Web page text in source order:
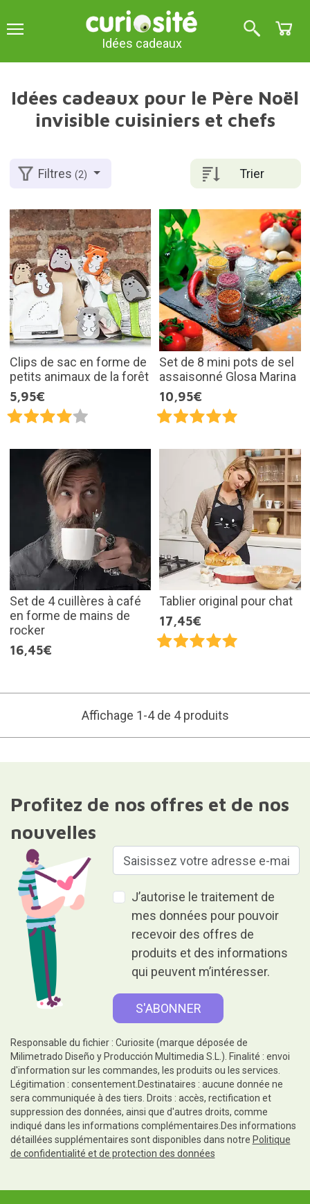
Idées cadeaux
Idées cadeaux pour le Père Noël
invisible cuisiniers et chefs
Trier
Filtres(2)
Clips de sac en forme de
petits animaux de la forêt
5,95€
Set de 8 mini pots de sel
assaisonné Glosa Marina
10,95€
Set de 4 cuillères à café
en forme de mains de
rocker
16,45€
Tablier original pour chat
17,45€
Affichage 1-4 de 4 produits
Profitez de nos offres et de nos
nouvelles
J’autorise le traitement de
mes données pour pouvoir
recevoir des offres de
produits et des informations
qui peuvent m’intéresser.
Responsable du fichier : Curiosite (marque déposée de
Milimetrado Diseño y Producción Multimedia S.L.). Finalité : envoi
d'information sur les commandes, les produits ou les services.
Légitimation : consentement.Destinataires : aucune donnée ne
sera communiquée à des tiers. Droits : accès, rectification et
suppression des données, ainsi que d'autres droits, comme
indiqué dans les informations complémentaires.Des informations
détaillées supplémentaires sont disponibles dans notre Politique
de confidentialité et de protection des données